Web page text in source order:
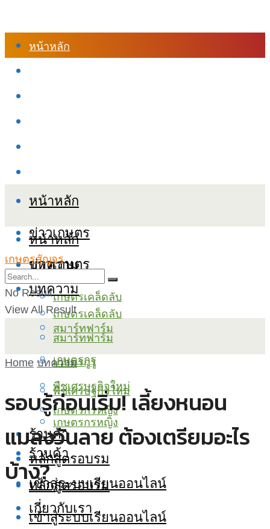
หน้าหลัก
หน้าหลัก
ข่าวเกษตร
บทความ
เกษตรเคล็ดลับ
สมาร์ทฟาร์ม
เกษตรกูรู
พืชเศรษฐกิจใหม่
เกษตรกรหญิง
ร้านค้า
หลักสูตรอบรม
เข้าสู่ระบบเรียนออนไลน์
หน้าหลัก
ข่าวเกษตร
บทความ
เกษตรเคล็ดลับ
สมาร์ทฟาร์ม
เกษตรกูรู
พืชเศรษฐกิจใหม่
เกษตรกรหญิง
ร้านค้า
หลักสูตรอบรม
เข้าสู่ระบบเรียนออนไลน์
เกี่ยวกับเรา
เกษตรสัญจร
No Result
View All Result
Home บทความ
รอบรู้ก่อนเริ่ม! เลี้ยงหนอน
แมลงวันลาย ต้องเตรียมอะไร
บ้าง?